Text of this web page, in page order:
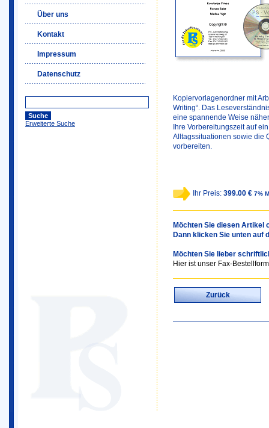
Über uns
Kontakt
Impressum
Datenschutz
Erweiterte Suche
Kopiervorlagenordner mit
Writing“. Das
eine spannende Weise
Ihre Vorbereitungszeit auf
Alltagssituationen sowie die
vorbereiten.
Ihr Preis: 399.00 € 7%
Möchten Sie diesen Artikel
Dann klicken Sie unten auf
Möchten Sie lieber
Hier ist unser Fax-
Zurück